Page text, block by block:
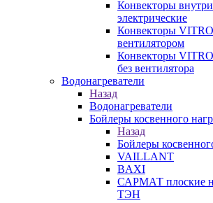
Конвекторы
электрические
Конвекторы
вентилятором
Конвекторы
без вентилятора
Водонагреватели
Назад
Водонагреватели
Бойлеры косвенного
Назад
Бойлеры
VAILLANT
BAXI
САРМАТ плоские
ТЭН